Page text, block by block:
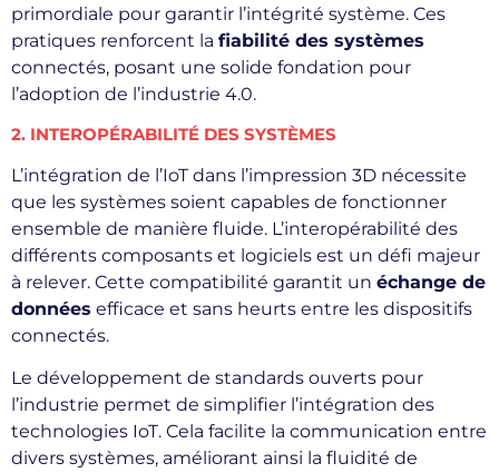
primordiale pour garantir l’intégrité système. Ces
pratiques renforcent la fiabilité des systèmes
connectés, posant une solide fondation pour
l’adoption de l’industrie 4.0.
2. INTEROPÉRABILITÉ DES SYSTÈMES
L’intégration de l’IoT dans l’impression 3D nécessite
que les systèmes soient capables de fonctionner
ensemble de manière fluide. L’interopérabilité des
différents composants et logiciels est un défi majeur
à relever. Cette compatibilité garantit un échange de
données efficace et sans heurts entre les dispositifs
connectés.
Le développement de standards ouverts pour
l’industrie permet de simplifier l’intégration des
technologies IoT. Cela facilite la communication entre
divers systèmes, améliorant ainsi la fluidité de